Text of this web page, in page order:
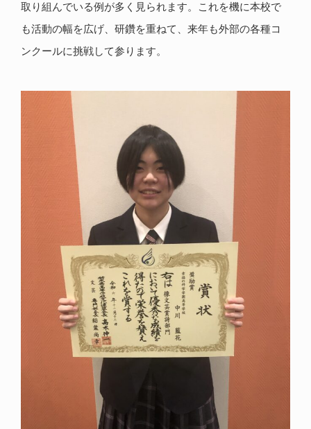
取り組んでいる例が多く見られます。これを機に本校で
も活動の幅を広げ、研鑽を重ねて、来年も外部の各種コ
ンクールに挑戦して参ります。